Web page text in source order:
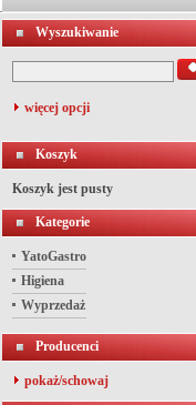
Wyszukiwanie
więcej opcji
Koszyk
Koszyk jest pusty
Kategorie
YatoGastro
Higiena
Wyprzedaż
Producenci
pokaż/schowaj